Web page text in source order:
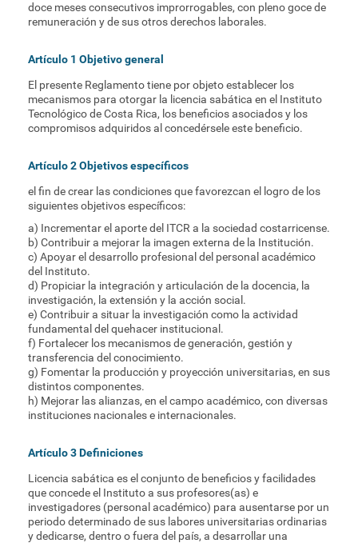
doce meses consecutivos improrrogables, con pleno goce de
remuneración y de sus otros derechos laborales.
Artículo 1 Objetivo general
El presente Reglamento tiene por objeto establecer los
mecanismos para otorgar la licencia sabática en el Instituto
Tecnológico de Costa Rica, los beneficios asociados y los
compromisos adquiridos al concedérsele este beneficio.
Artículo 2 Objetivos específicos
el fin de crear las condiciones que favorezcan el logro de los
siguientes objetivos específicos:
a) Incrementar el aporte del ITCR a la sociedad costarricense.
b) Contribuir a mejorar la imagen externa de la Institución.
c) Apoyar el desarrollo profesional del personal académico
del Instituto.
d) Propiciar la integración y articulación de la docencia, la
investigación, la extensión y la acción social.
e) Contribuir a situar la investigación como la actividad
fundamental del quehacer institucional.
f) Fortalecer los mecanismos de generación, gestión y
transferencia del conocimiento.
g) Fomentar la producción y proyección universitarias, en sus
distintos componentes.
h) Mejorar las alianzas, en el campo académico, con diversas
instituciones nacionales e internacionales.
Artículo 3 Definiciones
Licencia sabática es el conjunto de beneficios y facilidades
que concede el Instituto a sus profesores(as) e
investigadores (personal académico) para ausentarse por un
periodo determinado de sus labores universitarias ordinarias
y dedicarse, dentro o fuera del país, a desarrollar una